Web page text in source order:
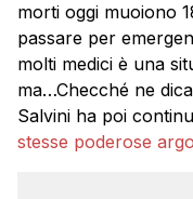
morti oggi muoiono
passare per
molti medici è una
ma…Checché ne
Salvini ha poi
stesse poderose